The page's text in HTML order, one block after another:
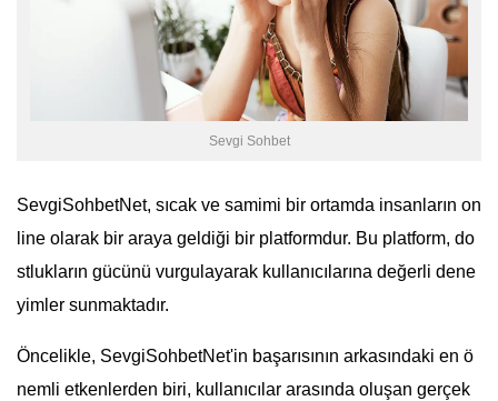
Sevgi Sohbet
SevgiSohbetNet, sıcak ve samimi bir ortamda insanların on
line olarak bir araya geldiği bir platformdur. Bu platform, do
stlukların gücünü vurgulayarak kullanıcılarına değerli dene
yimler sunmaktadır.
Öncelikle, SevgiSohbetNet'in başarısının arkasındaki en ö
nemli etkenlerden biri, kullanıcılar arasında oluşan gerçek